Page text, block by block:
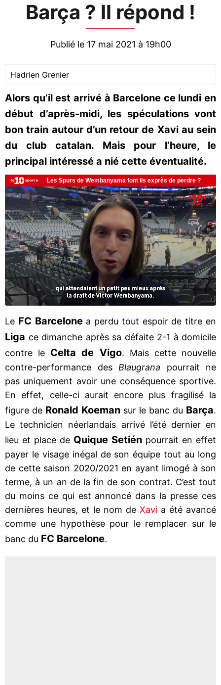
Barça ? Il répond !
Publié le 17 mai 2021 à 19h00
Hadrien Grenier
Alors qu’il est arrivé à Barcelone ce lundi en
début d’après-midi, les spéculations vont
bon train autour d’un retour de Xavi au sein
du club catalan. Mais pour l’heure, le
principal intéressé a nié cette éventualité.
Le FC Barcelonea perdu tout espoir de titre en
Liga ce dimanche après sa défaite 2-1 à domicile
contre le Celta de Vigo. Mais cette nouvelle
contre-performance des Blaugrana pourrait ne
pas uniquement avoir une conséquence sportive.
En effet, celle-ci aurait encore plus fragilisé la
figure de Ronald Koeman sur le banc du Barça.
Le technicien néerlandais arrivé l’été dernier en
lieu et place de Quique Setién pourrait en effet
payer le visage inégal de son équipe tout au long
de cette saison 2020/2021 en ayant limogé à son
terme, à un an de la fin de son contrat. C’est tout
du moins ce qui est annoncé dans la presse ces
dernières heures, et le nom de Xavi a été avancé
comme une hypothèse pour le remplacer sur le
banc du FC Barcelone.